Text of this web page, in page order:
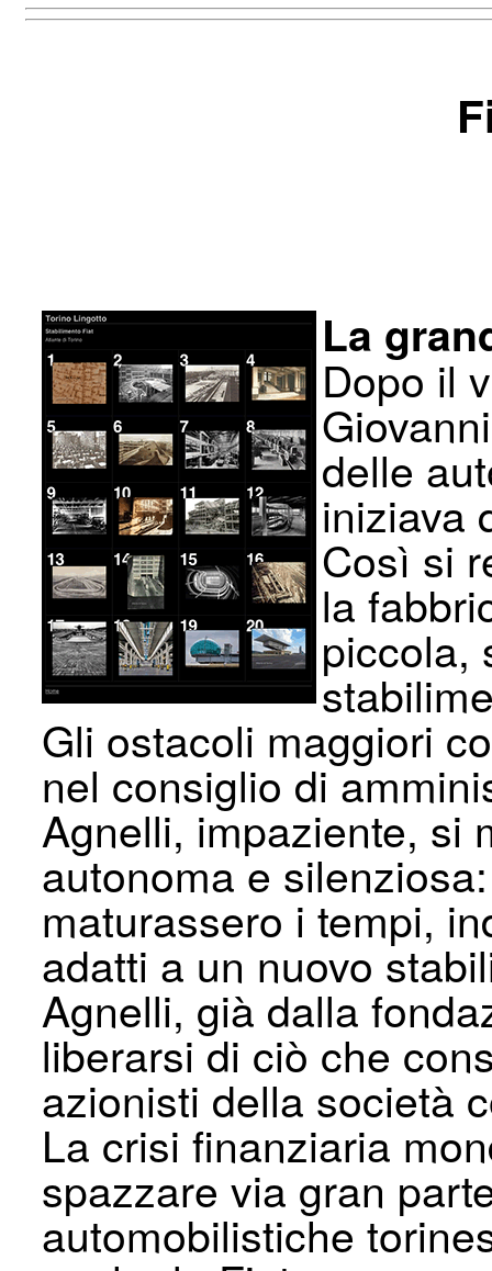
La
Dopo il
delle
iniziava
Così si
la
piccola,
Gli ostacoli maggiori
nel consiglio di
Agnelli, impaziente, si
autonoma e
maturassero i tempi,
adatti a un nuovo
Agnelli, già dalla
liberarsi di ciò che
azionisti della società
La crisi finanziaria
spazzare via gran
automobilistiche